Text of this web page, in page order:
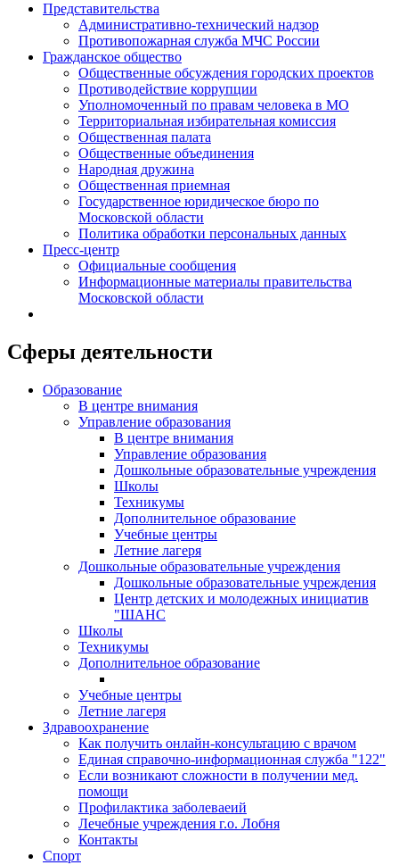
Представительства
Административно-технический надзор
Противопожарная служба МЧС России
Гражданское общество
Общественные обсуждения городских проектов
Противодействие коррупции
Уполномоченный по правам человека в МО
Территориальная избирательная комиссия
Общественная палата
Общественные объединения
Народная дружина
Общественная приемная
Государственное юридическое бюро по
Московской области
Политика обработки персональных данных
Пресс-центр
Официальные сообщения
Информационные материалы правительства
Московской области
Сферы деятельности
Образование
В центре внимания
Управление образования
В центре внимания
Управление образования
Дошкольные образовательные учреждения
Школы
Техникумы
Дополнительное образование
Учебные центры
Летние лагеря
Дошкольные образовательные учреждения
Дошкольные образовательные учреждения
Центр детских и молодежных инициатив
"ШАНС
Школы
Техникумы
Дополнительное образование
Учебные центры
Летние лагеря
Здравоохранение
Как получить онлайн-консультацию с врачом
Единая справочно-информационная служба "122"
Если возникают сложности в получении мед.
помощи
Профилактика заболеваеий
Лечебные учреждения г.о. Лобня
Контакты
Спорт